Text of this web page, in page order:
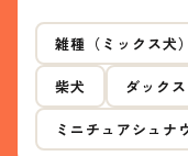
雑種（ミックス犬）
柴犬 ダック
ミニチュアシュナ